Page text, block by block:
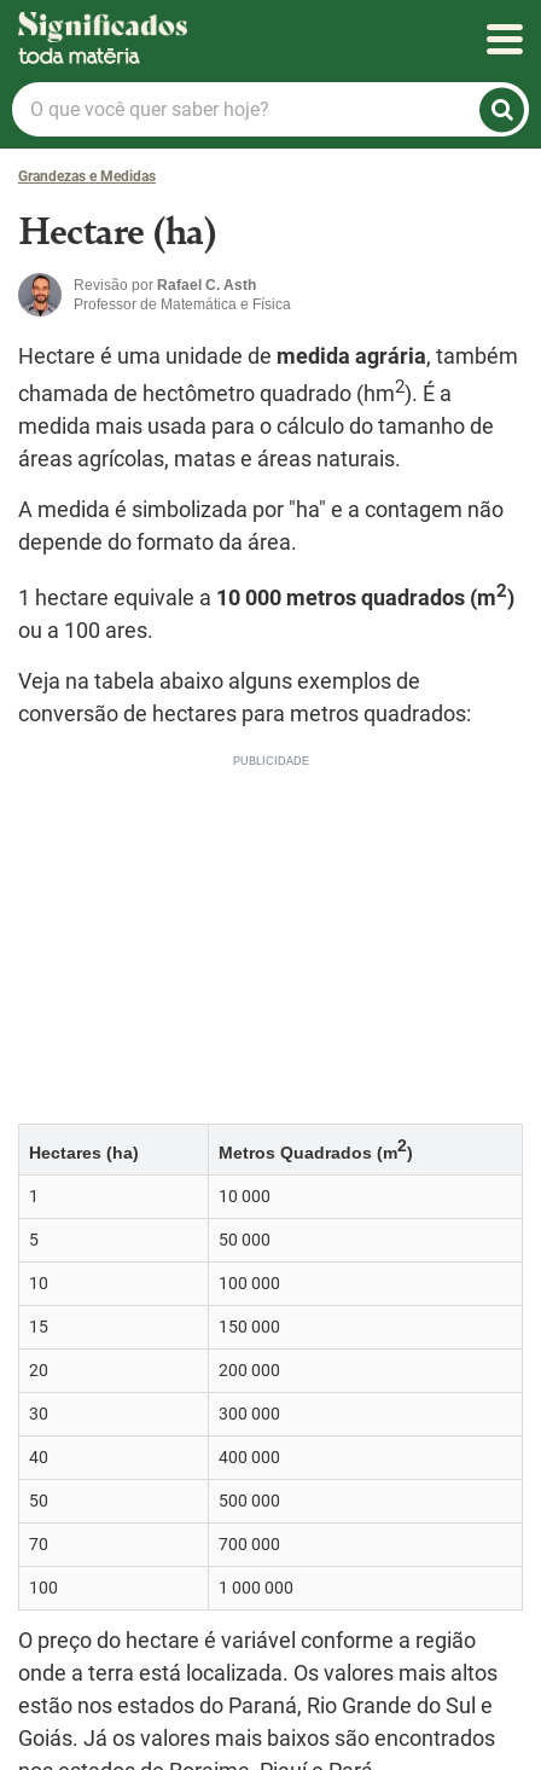
Significados
O
que
você
quer
hoje?
Grandezas e Medidas
Hectare (ha)
Revisão por Rafael C. Asth
Professor de Matemática e Física
Hectare é uma unidade de medida agrária, também
chamada de hectômetro quadrado (hm2). É a
medida mais usada para o cálculo do tamanho de
áreas agrícolas, matas e áreas naturais.
A medida é simbolizada por "ha" e a contagem não
depende do formato da área.
1 hectare equivale a 10 000 metros quadrados (m2)
ou a 100 ares.
Veja na tabela abaixo alguns exemplos de
conversão de hectares para metros quadrados:
Hectares (ha) Metros Quadrados (m2)
1 10 000
5 50 000
10 100 000
15 150 000
20 200 000
30 300 000
40 400 000
50 500 000
70 700 000
100 1 000 000
O preço do hectare é variável conforme a região
onde a terra está localizada. Os valores mais altos
estão nos estados do Paraná, Rio Grande do Sul e
Goiás. Já os valores mais baixos são encontrados